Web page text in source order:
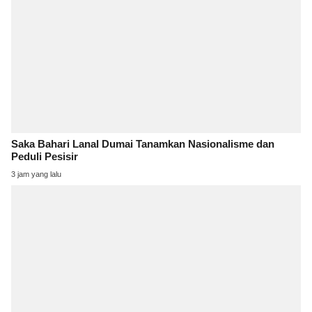
Saka Bahari Lanal Dumai Tanamkan Nasionalisme dan
Peduli Pesisir
3 jam yang lalu